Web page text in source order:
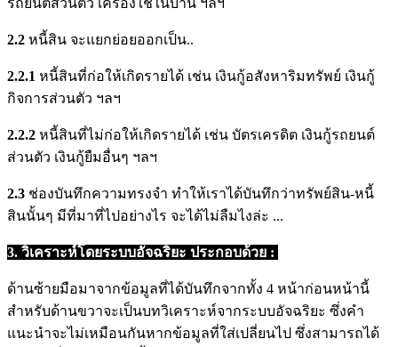
รถยนต์ส่วนตัว เครื่องใช้ในบ้าน ฯลฯ
2.2 หนี้สิน จะแยกย่อยออกเป็น..
2.2.1 หนี้สินที่ก่อให้เกิดรายได้ เช่น เงินกู้อสังหาริมทรัพย์ เงินกู้
กิจการส่วนตัว ฯลฯ
2.2.2 หนี้สินที่ไม่ก่อให้เกิดรายได้ เช่น บัตรเครดิต เงินกู้รถยนต์
ส่วนตัว เงินกู้ยืมอื่นๆ ฯลฯ
2.3 ช่องบันทึกความทรงจำ ทำให้เราได้บันทึกว่าทรัพย์สิน-หนี้
สินนั้นๆ มีที่มาที่ไปอย่างไร จะได้ไม่ลืมไงล่ะ ...
3. วิเคราะห์โดยระบบอัจฉริยะ ประกอบด้วย :
ด้านซ้ายมือมาจากข้อมูลที่ได้บันทึกจากทั้ง 4 หน้าก่อนหน้านี้
สำหรับด้านขวาจะเป็นบทวิเคราะห์จากระบบอัจฉริยะ ซึ่งคำ
แนะนำจะไม่เหมือนกันหากข้อมูลที่ใส่เปลี่ยนไป ซึ่งสามารถได้